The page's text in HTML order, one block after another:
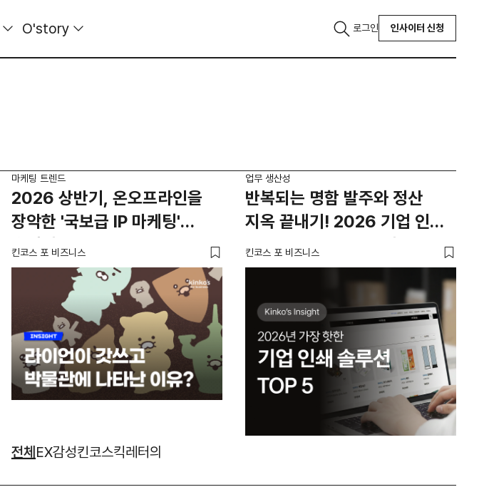
O'story 로그인 인사이터 신청
마케팅 트렌드
2026 상반기, 온오프라인을
장악한 '국보급 IP 마케팅'
총정리
킨코스 포 비즈니스
업무 생산성
반복되는 명함 발주와 정산
지옥 끝내기! 2026 기업 인쇄
솔루션 TOP 5 전격 비교!
킨코스 포 비즈니스
전체 EX감성킨코스킥레터의